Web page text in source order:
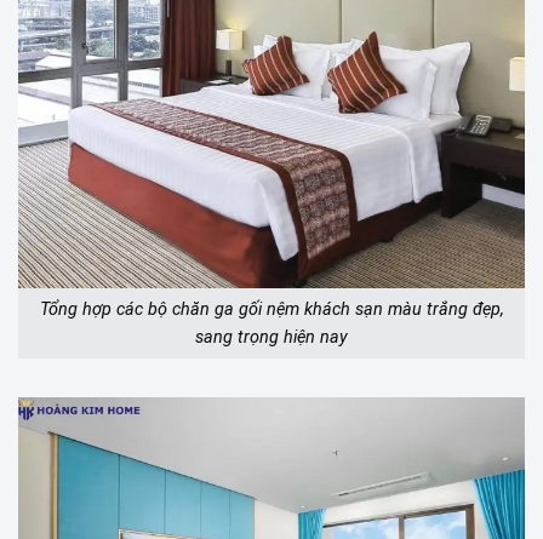
Tổng hợp các bộ chăn ga gối nệm khách sạn màu trắng đẹp,
sang trọng hiện nay